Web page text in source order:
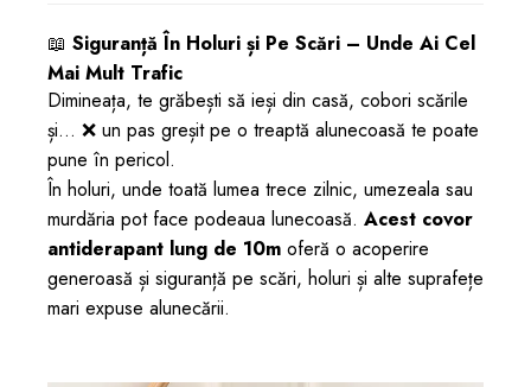
📖 Siguranță În Holuri și Pe Scări – Unde Ai Cel
Mai Mult Trafic
Dimineața, te grăbești să ieși din casă, cobori scările
și... ❌ un pas greșit pe o treaptă alunecoasă te poate
pune în pericol.
În holuri, unde toată lumea trece zilnic, umezeala sau
murdăria pot face podeaua lunecoasă. Acest covor
antiderapant lung de 10m oferă o acoperire
generoasă și siguranță pe scări, holuri și alte suprafețe
mari expuse alunecării.